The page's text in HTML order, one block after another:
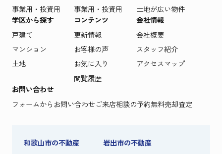
事業用・投資用
事業用・投資用
土地が広い物件
学区から探す
戸建て
マンション
土地
コンテンツ
更新情報
お客様の声
お気に入り
閲覧履歴
会社情報
会社概要
スタッフ紹介
アクセスマップ
お問い合わせ
フォームからお問い合わせご来店相談の予約無料売却査定
和歌山市の不動産
岩出市の不動産